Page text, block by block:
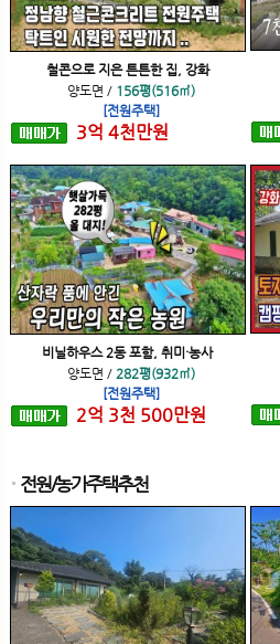
철콘으로 지은 튼튼한 집, 강화
양도면 / 156평(516㎡)
[전원주택]
3억 4천만원
비닐하우스 2동 포함, 취미·농사
양도면 / 282평(932㎡)
[전원주택]
2억 3천 500만원
전원/농가주택추천